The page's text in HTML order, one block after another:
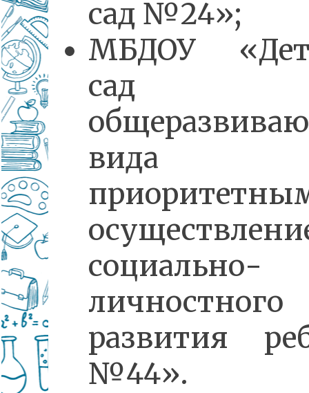
сад №24»;
МБДОУ
сад
социально-
личностного
развития
№44».